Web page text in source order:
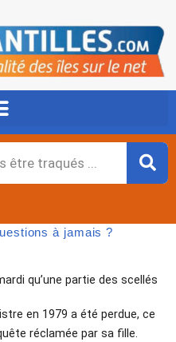
à jamais ?
qu’une partie des scellés
en 1979 a été perdue, ce
réclamée par sa fille.